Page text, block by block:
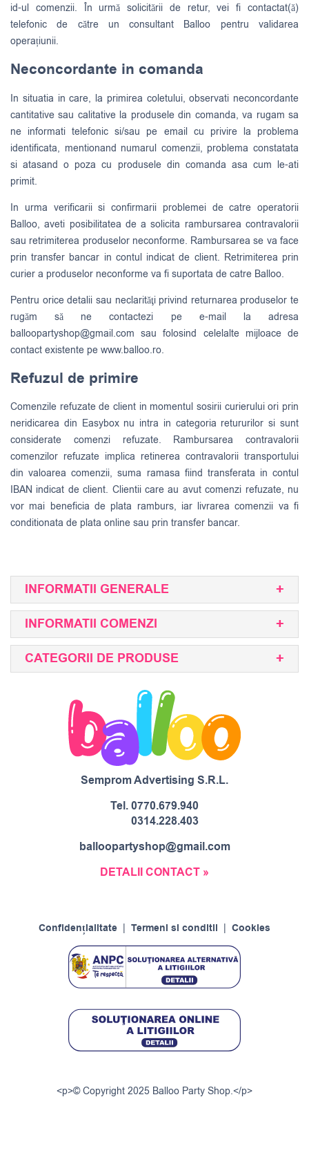
id-ul comenzii. În urmă solicitării de retur, vei fi contactat(ă)
telefonic de către un consultant Balloo pentru validarea
operațiunii.
Neconcordante in comanda
In situatia in care, la primirea coletului, observati neconcordante
cantitative sau calitative la produsele din comanda, va rugam sa
ne informati telefonic si/sau pe email cu privire la problema
identificata, mentionand numarul comenzii, problema constatata
si atasand o poza cu produsele din comanda asa cum le-ati
primit.
In urma verificarii si confirmarii problemei de catre operatorii
Balloo, aveti posibilitatea de a solicita rambursarea contravalorii
sau retrimiterea produselor neconforme. Rambursarea se va face
prin transfer bancar in contul indicat de client. Retrimiterea prin
curier a produselor neconforme va fi suportata de catre Balloo.
Pentru orice detalii sau neclarităţi privind returnarea produselor te
rugăm să ne contactezi pe e-mail la adresa
balloopartyshop@gmail.com sau folosind celelalte mijloace de
contact existente pe www.balloo.ro.
Refuzul de primire
Comenzile refuzate de client in momentul sosirii curierului ori prin
neridicarea din Easybox nu intra in categoria retururilor si sunt
considerate comenzi refuzate. Rambursarea contravalorii
comenzilor refuzate implica retinerea contravalorii transportului
din valoarea comenzii, suma ramasa fiind transferata in contul
IBAN indicat de client. Clientii care au avut comenzi refuzate, nu
vor mai beneficia de plata ramburs, iar livrarea comenzii va fi
conditionata de plata online sau prin transfer bancar.
INFORMATII GENERALE
INFORMATII COMENZI
CATEGORII DE PRODUSE
Semprom Advertising S.R.L.
Tel.0770.679.940
0314.228.403
balloopartyshop@gmail.com
DETALII CONTACT »
Confidențialitate Termeni si conditii Cookies
<p>© Copyright 2025 Balloo Party Shop.</p>